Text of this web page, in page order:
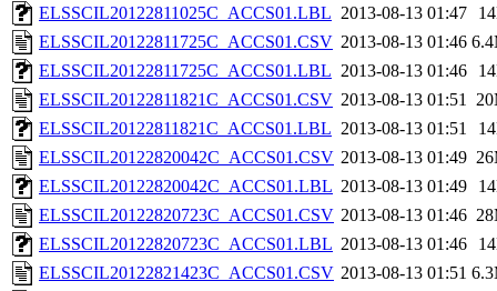
ELSSCIL20122811025C_ACCS01.LBL 2013-08-13 01:47
ELSSCIL20122811725C_ACCS01.CSV 2013-08-13 01:46
ELSSCIL20122811725C_ACCS01.LBL 2013-08-13 01:46
ELSSCIL20122811821C_ACCS01.CSV 2013-08-13 01:51
ELSSCIL20122811821C_ACCS01.LBL 2013-08-13 01:51
ELSSCIL20122820042C_ACCS01.CSV 2013-08-13 01:49
ELSSCIL20122820042C_ACCS01.LBL 2013-08-13 01:49
ELSSCIL20122820723C_ACCS01.CSV 2013-08-13 01:46
ELSSCIL20122820723C_ACCS01.LBL 2013-08-13 01:46
ELSSCIL20122821423C_ACCS01.CSV 2013-08-13 01:51